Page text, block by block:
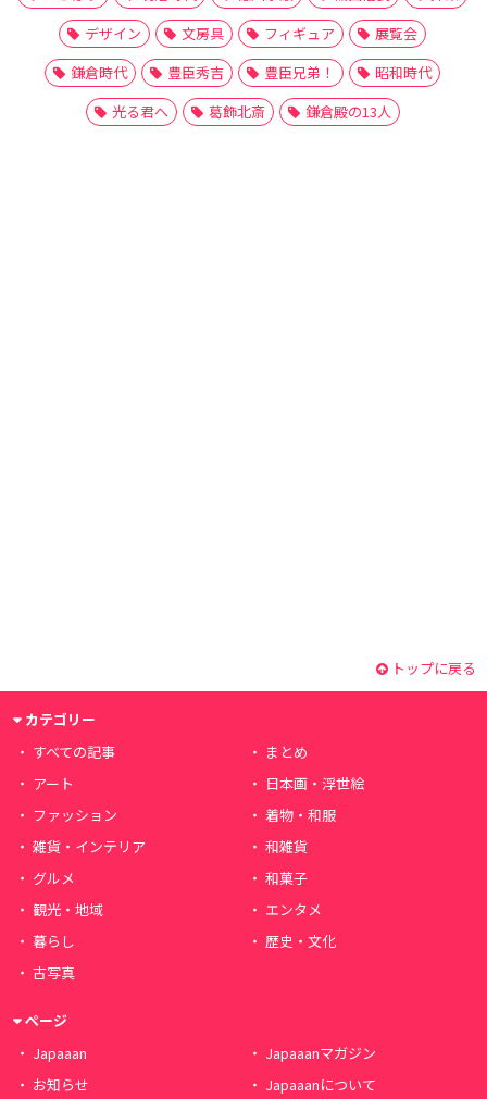
デザイン
文房具 フィギュア
展覧会
鎌倉時代
豊臣秀吉 豊臣兄弟！
昭和時代
光る君へ
葛飾北斎 鎌倉殿の13人
トップに戻る
カテゴリー
すべての記事
まとめ
アート
日本画・浮世絵
ファッション
着物・和服
雑貨・インテリア
和雑貨
グルメ
和菓子
観光・地域
エンタメ
暮らし
歴史・文化
古写真
ページ
Japaaan
Japaaanマガジン
お知らせ
Japaaanについて